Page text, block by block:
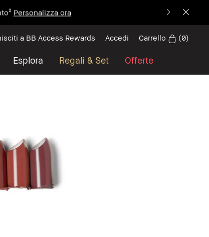
Personalizza ora
Esplora Regali & Set Offerte
a BB Access Rewards Accedi Carrello (0)